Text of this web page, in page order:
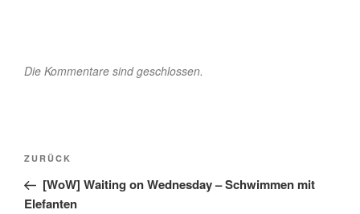
Die Kommentare sind geschlossen.
Beitragsnavigation
Vorheriger
Beitrag
ZURÜCK
[WoW] Waiting on Wednesday – Schwimmen mit
Elefanten